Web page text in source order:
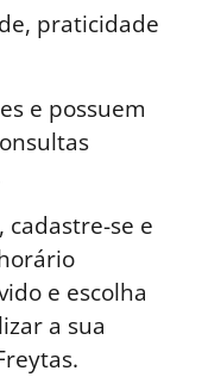
praticidade
e possuem
se e
e escolha
a sua